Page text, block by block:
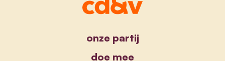
onze partij
doe mee